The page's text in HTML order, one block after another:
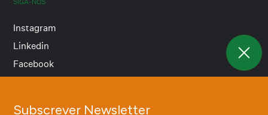
Subscrever Newsletter
Instagram
Linkedin
Facebook
Termos e condições